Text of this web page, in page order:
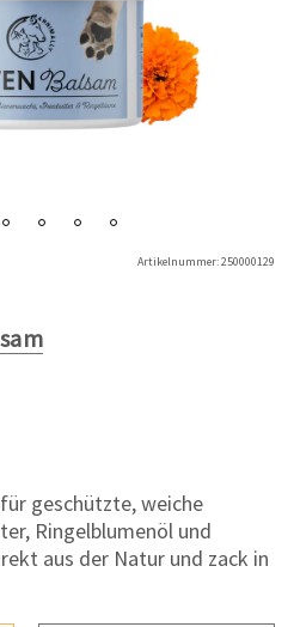
Artikelnummer:250000129
geschützte, weiche
Ringelblumenöl und
aus der Natur und zack in